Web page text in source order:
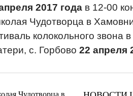
2017 года в 12-00
Чудотворца в
колокольного звона
с. Горбово 22 апреля